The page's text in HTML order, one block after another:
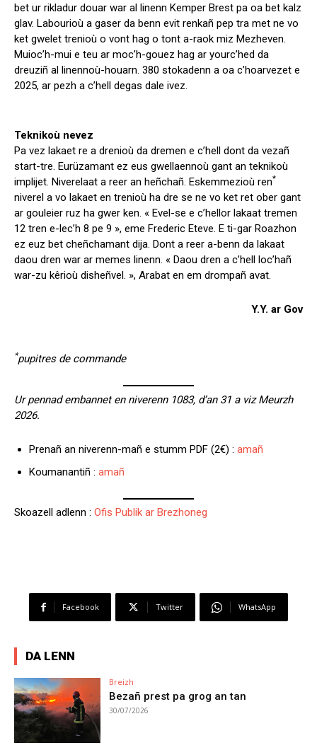
bet ur rikladur douar war al linenn Kemper Brest pa oa bet kalz
glav. Labourioù a gaser da benn evit renkañ pep tra met ne vo
ket gwelet trenioù o vont hag o tont a-raok miz Mezheven.
Muioc’h-mui e teu ar moc’h-gouez hag ar yourc’hed da
dreuziñ al linennoù-houarn. 380 stokadenn a oa c’hoarvezet e
2025, ar pezh a c’hell degas dale ivez.
Teknikoù nevez
Pa vez lakaet re a drenioù da dremen e c’hell dont da vezañ
start-tre. Eurüzamant ez eus gwellaennoù gant an teknikoù
implijet. Niverelaat a reer an heñchañ. Eskemmezioù ren*
niverel a vo lakaet en trenioù ha dre se ne vo ket ret ober gant
ar gouleier ruz ha gwer ken. « Evel-se e c’hellor lakaat tremen
12 tren e-lec’h 8 pe 9 », eme Frederic Eteve. E ti-gar Roazhon
ez euz bet cheñchamant dija. Dont a reer a-benn da lakaat
daou dren war ar memes linenn. « Daou dren a c’hell loc’hañ
war-zu kêrioù disheñvel. », Arabat en em drompañ avat.
Y.Y. ar Gov
*pupitres de commande
Ur pennad embannet en niverenn 1083, d’an 31 a viz Meurzh
2026.
Prenañ an niverenn-mañ e stumm PDF (2€) : amañ
Koumanantiñ : amañ
Skoazell adlenn : Ofis Publik ar Brezhoneg
Facebook Twitter WhatsApp
DA LENN
Breizh
Bezañ prest pa grog an tan
30/07/2026